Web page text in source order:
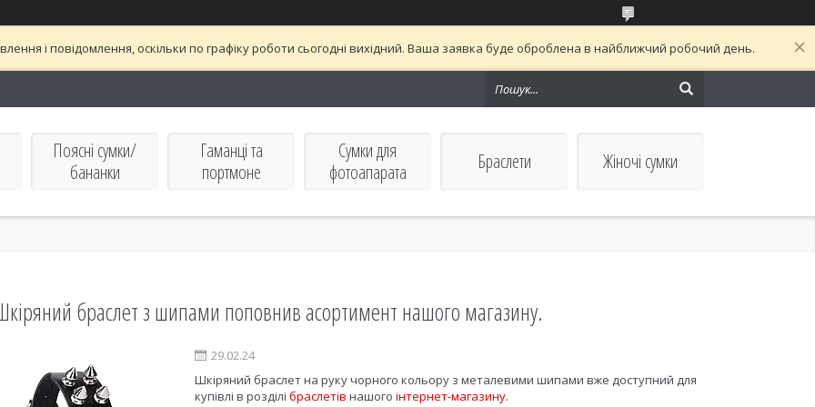
і повідомлення, оскільки по графіку роботи сьогодні вихідний. Ваша заявка буде оброблена в найближчий робочий день.
Поясні сумки/
бананки
Гаманці та
портмоне
Сумки для
фотоапарата
Браслети Жіночі сумки
браслет з шипами поповнив асортимент нашого магазину.
29.02.24
Шкіряний браслет на руку чорного кольору з металевими шипами вже доступний для
купівлі в розділі браслетів нашого інтернет-магазину.